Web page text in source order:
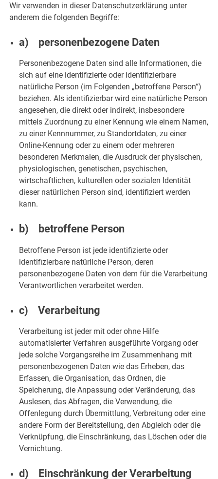
Wir verwenden in dieser Datenschutzerklärung unter
anderem die folgenden Begriffe:
a) personenbezogene Daten
Personenbezogene Daten sind alle Informationen, die
sich auf eine identifizierte oder identifizierbare
natürliche Person (im Folgenden „betroffene Person“)
beziehen. Als identifizierbar wird eine natürliche Person
angesehen, die direkt oder indirekt, insbesondere
mittels Zuordnung zu einer Kennung wie einem Namen,
zu einer Kennnummer, zu Standortdaten, zu einer
Online-Kennung oder zu einem oder mehreren
besonderen Merkmalen, die Ausdruck der physischen,
physiologischen, genetischen, psychischen,
wirtschaftlichen, kulturellen oder sozialen Identität
dieser natürlichen Person sind, identifiziert werden
kann.
b) betroffene Person
Betroffene Person ist jede identifizierte oder
identifizierbare natürliche Person, deren
personenbezogene Daten von dem für die Verarbeitung
Verantwortlichen verarbeitet werden.
c) Verarbeitung
Verarbeitung ist jeder mit oder ohne Hilfe
automatisierter Verfahren ausgeführte Vorgang oder
jede solche Vorgangsreihe im Zusammenhang mit
personenbezogenen Daten wie das Erheben, das
Erfassen, die Organisation, das Ordnen, die
Speicherung, die Anpassung oder Veränderung, das
Auslesen, das Abfragen, die Verwendung, die
Offenlegung durch Übermittlung, Verbreitung oder eine
andere Form der Bereitstellung, den Abgleich oder die
Verknüpfung, die Einschränkung, das Löschen oder die
Vernichtung.
d) Einschränkung der Verarbeitung